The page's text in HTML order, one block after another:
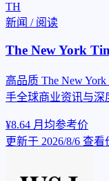
TH
新闻 / 阅读
The New York
高品质 The New
手全球商业资讯与深
¥8.64 月均参考价
更新于 2026/8/6 查看